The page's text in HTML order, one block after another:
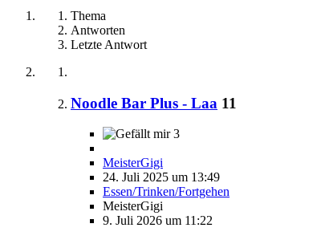
Thema
Antworten
Letzte Antwort
Noodle Bar Plus - Laa 11
3
MeisterGigi
24. Juli 2025 um 13:49
Essen/Trinken/Fortgehen
MeisterGigi
9. Juli 2026 um 11:22